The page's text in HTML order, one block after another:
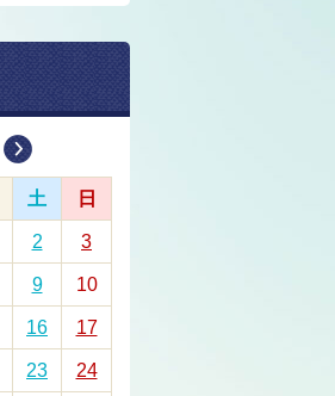
土 日
2 3
9 10
16 17
23 24